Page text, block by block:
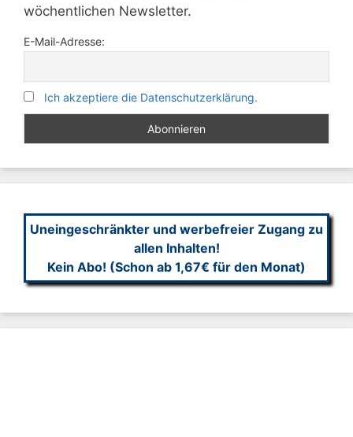
wöchentlichen Newsletter.
E-Mail-Adresse:
Ich akzeptiere die Datenschutzerklärung.
Uneingeschränkter und werbefreier Zugang zu
allen Inhalten!
Kein Abo! (Schon ab 1,67€ für den Monat)